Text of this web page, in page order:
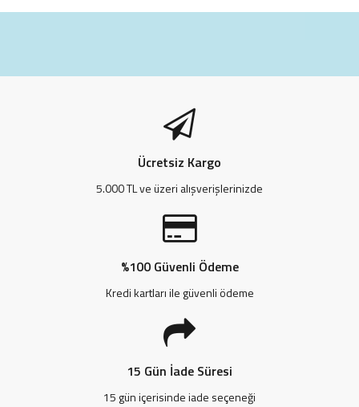
Ücretsiz Kargo
5.000 TL ve üzeri alışverişlerinizde
%100 Güvenli Ödeme
Kredi kartları ile güvenli ödeme
15 Gün İade Süresi
15 gün içerisinde iade seçeneği